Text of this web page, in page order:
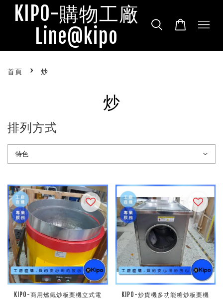
KIPO-購物工廠
Line@kipo
首頁 › 炒
炒
排列方式
KIPO-商用燃氣炒板栗機立式電
KIPO-炒貨機多功能糖炒板栗機